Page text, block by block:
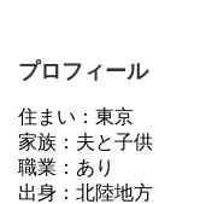
プロフィール
住まい：東京
家族：夫と子供
職業：あり
出身：北陸地方